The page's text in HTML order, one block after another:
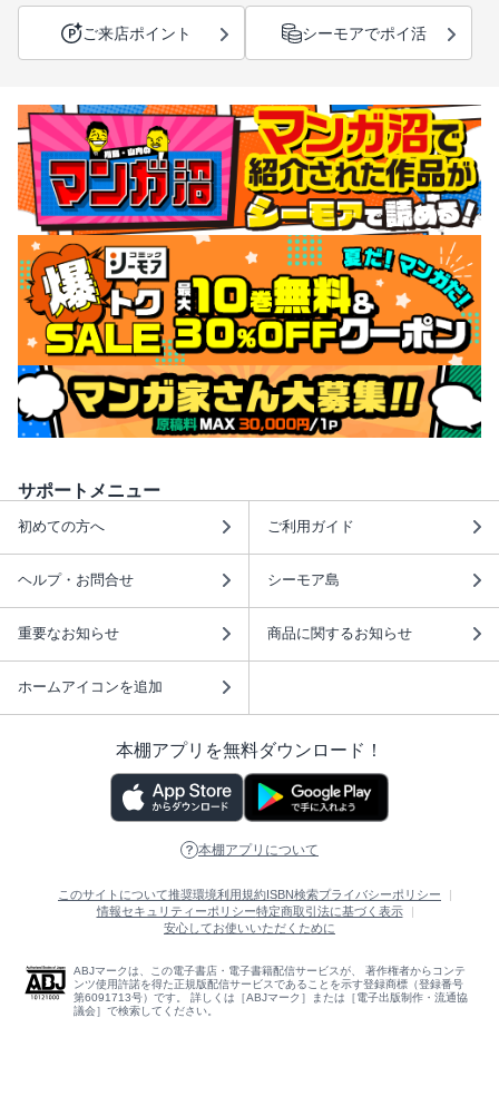
ご来店ポイント シーモアでポイ活
サポートメニュー
初めての方へ ご利用ガイド
ヘルプ・お問合せ シーモア島
重要なお知らせ 商品に関するお知らせ
ホームアイコンを追加
本棚アプリを無料ダウンロード！
本棚アプリについて
このサイトについて推奨環境利用規約ISBN検索プライバシーポリシー
情報セキュリティーポリシー特定商取引法に基づく表示
安心してお使いいただくために
ABJマークは、この電子書店・電子書籍配信サービスが、 著作権者からコンテ
ンツ使用許諾を得た正規版配信サービスであることを示す登録商標（登録番号
第6091713号）です。 詳しくは［ABJマーク］または［電子出版制作・流通協
議会］で検索してください。